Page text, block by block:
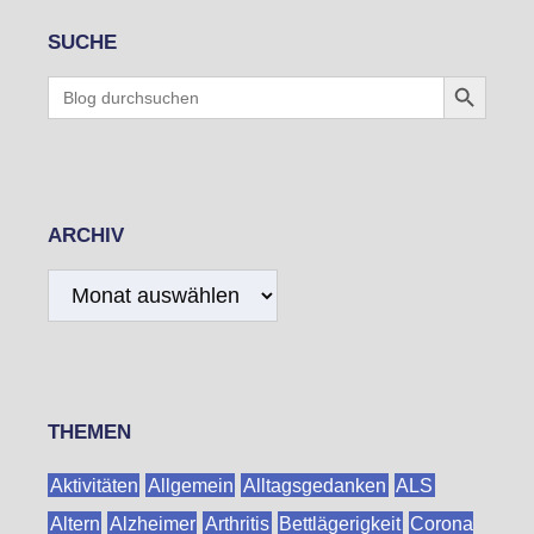
SUCHE
Search
for:
Search Button
ARCHIV
Archiv
THEMEN
Aktivitäten Allgemein Alltagsgedanken ALS
Altern Alzheimer Arthritis Bettlägerigkeit Corona